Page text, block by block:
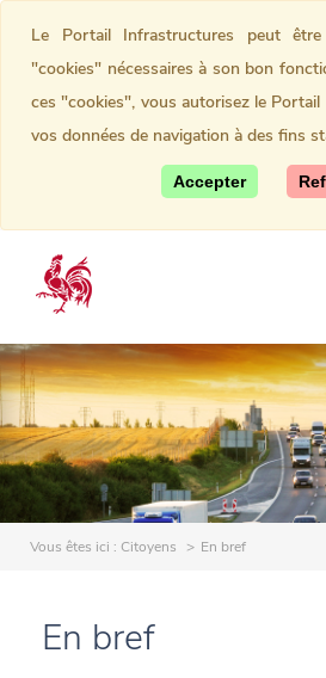
Vous êtes ici : Citoyens En bref
En bref
Le Portail Infrastructures peut
"cookies" nécessaires à son bon
ces "cookies", vous autorisez le
vos données de navigation à des fins
Accepter